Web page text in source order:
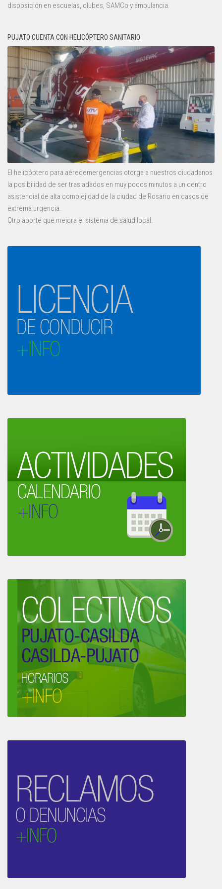
disposición en escuelas, clubes, SAMCo y ambulancia.
PUJATO CUENTA CON HELICÓPTERO SANITARIO
El helicóptero para aéreoemergencias otorga a nuestros ciudadanos
la posibilidad de ser trasladados en muy pocos minutos a un centro
asistencial de alta complejidad de la ciudad de Rosario en casos de
extrema urgencia.
Otro aporte que mejora el sistema de salud local.